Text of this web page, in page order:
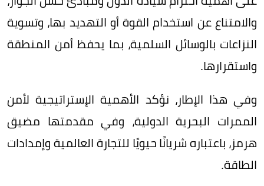
والامتناع عن استخدام القوة أو التهديد بها، وتسوية
النزاعات بالوسائل السلمية، بما يحفظ أمن المنطقة
واستقرارها.
وفي هذا الإطار، نؤكد الأهمية الإستراتيجية لأمن
الممرات البحرية الدولية، وفي مقدمتها مضيق
هرمز، باعتباره شريانًا حيويًا للتجارة العالمية وإمدادات
الطاقة.